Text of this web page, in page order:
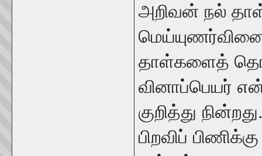
அறிவன் நல்
தாள்களைத்
வினாப்பெயர்
குறித்து
பிறவிப்